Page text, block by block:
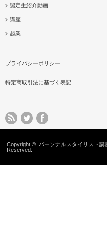
認定生紹介動画
講座
起業
プライバシーポリシー
特定商取引法に基づく表記
Copyright © パーソナルスタイリスト
Reserved.